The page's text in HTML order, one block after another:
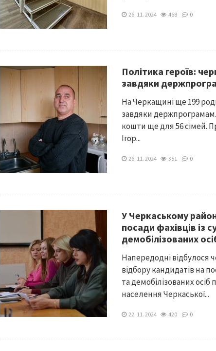
26. 11. 2024 468 0
Політика героїв:
завдяки
На Черкащині ще 199
завдяки
кошти ще для 56 сімей.
Ігор...
26. 11. 2024 351 0
У Черкаському
посади фахівців із
демобілізованих
Напередодні відбулося
відбору кандидатів на
та демобілізованих осіб
населення Черкаської...
22. 11. 2024 420 0